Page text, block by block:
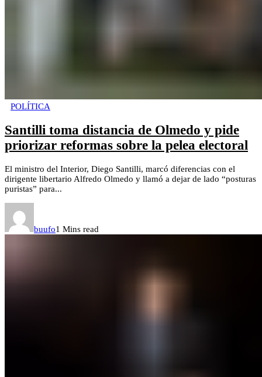
POLÍTICA
Santilli toma distancia de Olmedo y pide
priorizar reformas sobre la pelea electoral
El ministro del Interior, Diego Santilli, marcó diferencias con el
dirigente libertario Alfredo Olmedo y llamó a dejar de lado “posturas
puristas” para...
buufo1 Mins read